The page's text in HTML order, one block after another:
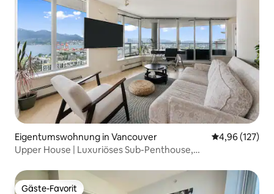
Eigentumswohnung in Vancouver
4,96 (127)
Upper House | Luxuriöses Sub-Penthouse,
Gäste-Favorit